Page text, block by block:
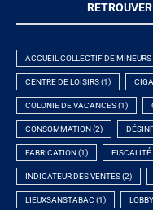
ACCUEIL COLLECTIF DE MINEURS
CENTRE DE LOISIRS(1)
COLONIE DE VACANCES(1)
CONSOMMATION (2)
FABRICATION (1) FISCALITÉ
INDICATEUR DES VENTES(2)
LIEUXSANSTABAC (1)